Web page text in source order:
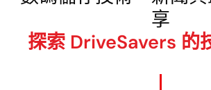
享
探索 DriveSavers 的